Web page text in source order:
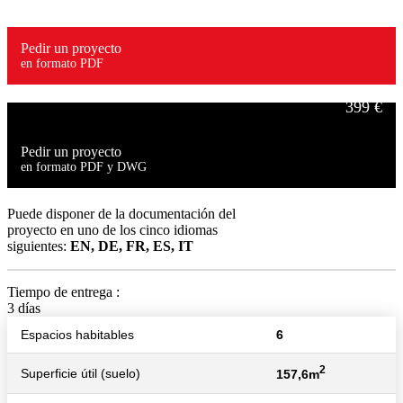
Pedir un proyecto
en formato PDF
399 €
Pedir un proyecto
en formato PDF y DWG
Puede disponer de la documentación del
proyecto en uno de los cinco idiomas
siguientes: EN, DE, FR, ES, IT
Tiempo de entrega :
3 días
Espacios habitables 6
Superficie útil (suelo) 157,6m2